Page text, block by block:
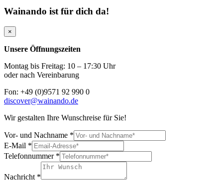
Wainando ist für dich da!
×
Unsere Öffnungszeiten
Montag bis Freitag: 10 – 17:30 Uhr
oder nach Vereinbarung
Fon: +49 (0)9571 92 990 0
discover@wainando.de
Wir gestalten Ihre Wunschreise für Sie!
Vor- und Nachname *
E-Mail *
Telefonnummer *
Nachricht *